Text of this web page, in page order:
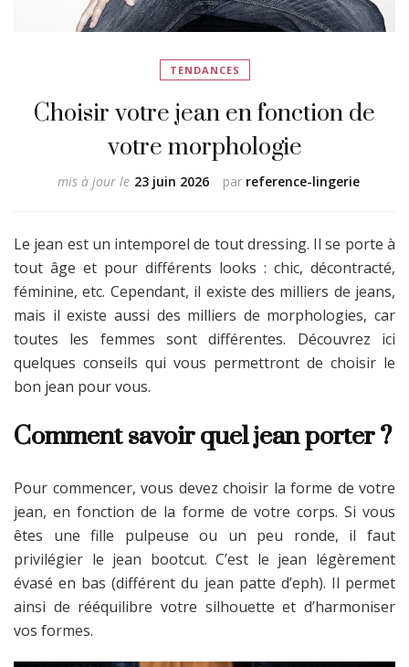
TENDANCES
Choisir votre jean en fonction de
votre morphologie
par reference-lingerie
mis à jour le 23 juin 2026
Le jean est un intemporel de tout dressing. Il se porte à
tout âge et pour différents looks : chic, décontracté,
féminine, etc. Cependant, il existe des milliers de jeans,
mais il existe aussi des milliers de morphologies, car
toutes les femmes sont différentes. Découvrez ici
quelques conseils qui vous permettront de choisir le
bon jean pour vous.
Comment savoir quel jean porter ?
Pour commencer, vous devez choisir la forme de votre
jean, en fonction de la forme de votre corps. Si vous
êtes une fille pulpeuse ou un peu ronde, il faut
privilégier le jean bootcut. C’est le jean légèrement
évasé en bas (différent du jean patte d’eph). Il permet
ainsi de rééquilibre votre silhouette et d’harmoniser
vos formes.